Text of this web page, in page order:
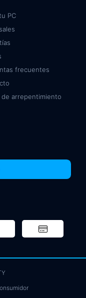
PC
frecuentes
de arrepentimiento